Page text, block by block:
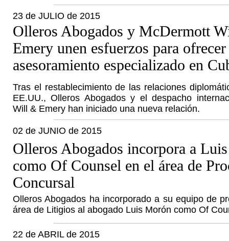
23 de JULIO de 2015
Olleros Abogados y McDermott
Emery unen esfuerzos para ofrecer
asesoramiento especializado en
Tras el restablecimiento de las relaciones
EE.UU., Olleros Abogados y el despacho
Will & Emery han iniciado una nueva relación.
02 de JUNIO de 2015
Olleros Abogados incorpora a
como Of Counsel en el área de
Concursal
Olleros Abogados ha incorporado a su equipo de
área de Litigios al abogado Luis Morón como Of
22 de ABRIL de 2015